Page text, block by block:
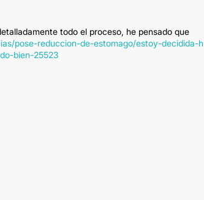
todo el proceso, he pensado que
pose-reduccion-de-estomago/estoy-decidida-h
bien-25523